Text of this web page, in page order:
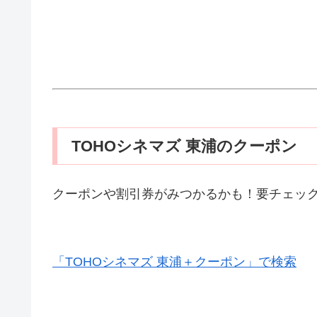
TOHOシネマズ 東浦のクーポン
クーポンや割引券がみつかるかも！要チェッ
「TOHOシネマズ 東浦＋クーポン」で検索